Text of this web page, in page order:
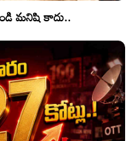
మనిషి కాదు..